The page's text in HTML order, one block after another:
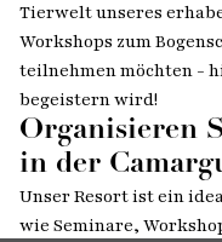
Tierwelt unseres
Workshops zum
teilnehmen möchten -
begeistern wird!
Organisieren
in der
Unser Resort ist ein
wie Seminare,